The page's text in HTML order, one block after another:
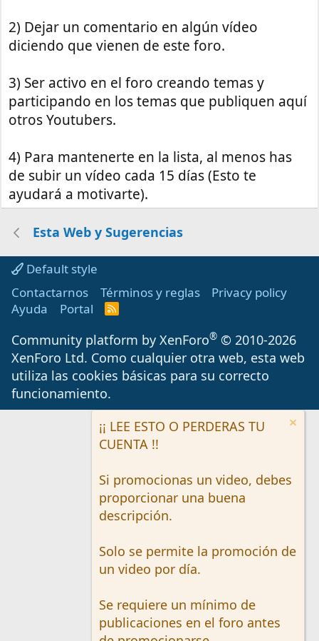
2) Dejar un comentario en algún vídeo
diciendo que vienen de este foro.
3) Ser activo en el foro creando temas y
participando en los temas que publiquen aquí
otros Youtubers.
4) Para mantenerte en la lista, al menos has
de subir un vídeo cada 15 días (Esto te
ayudará a motivarte).
Esta Web y Sugerencias
Default style
Contactarnos
Términos y reglas
Privacy policy
Ayuda
Portal
R
S
Community platform by XenForo® © 2010-2026
XenForo Ltd. Como cualquier otra web, esta web
utiliza las cookies básicas para su correcto
funcionamiento.
¡¡ LEE ESTO O PERDERAS TU
CUENTA !!
Si promocionas un video, debes
proporcionar una buena
descripción.
Solo se permite la promoción de
un video por día.
Se requiere un mínimo de
publicaciones en el foro antes